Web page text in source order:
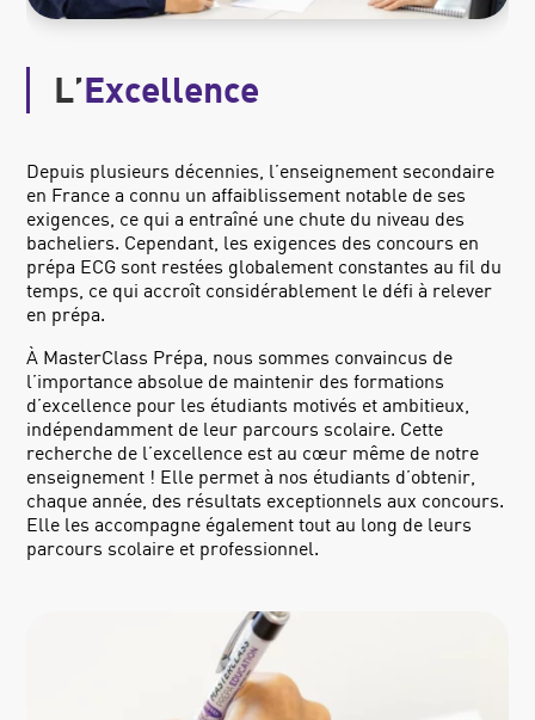
L’Excellence
Depuis plusieurs décennies, l’enseignement secondaire
en France a connu un affaiblissement notable de ses
exigences, ce qui a entraîné une chute du niveau des
bacheliers. Cependant, les exigences des concours en
prépa ECG sont restées globalement constantes au fil du
temps, ce qui accroît considérablement le défi à relever
en prépa.
À MasterClass Prépa, nous sommes convaincus de
l’importance absolue de maintenir des formations
d’excellence pour les étudiants motivés et ambitieux,
indépendamment de leur parcours scolaire. Cette
recherche de l’excellence est au cœur même de notre
enseignement ! Elle permet à nos étudiants d’obtenir,
chaque année, des résultats exceptionnelsaux concours.
Elle les accompagne également tout au long de leurs
parcours scolaire et professionnel.